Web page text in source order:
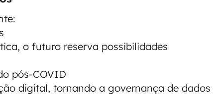
o futuro reserva possibilidades
pós-COVID
digital, tornando a governança de dados